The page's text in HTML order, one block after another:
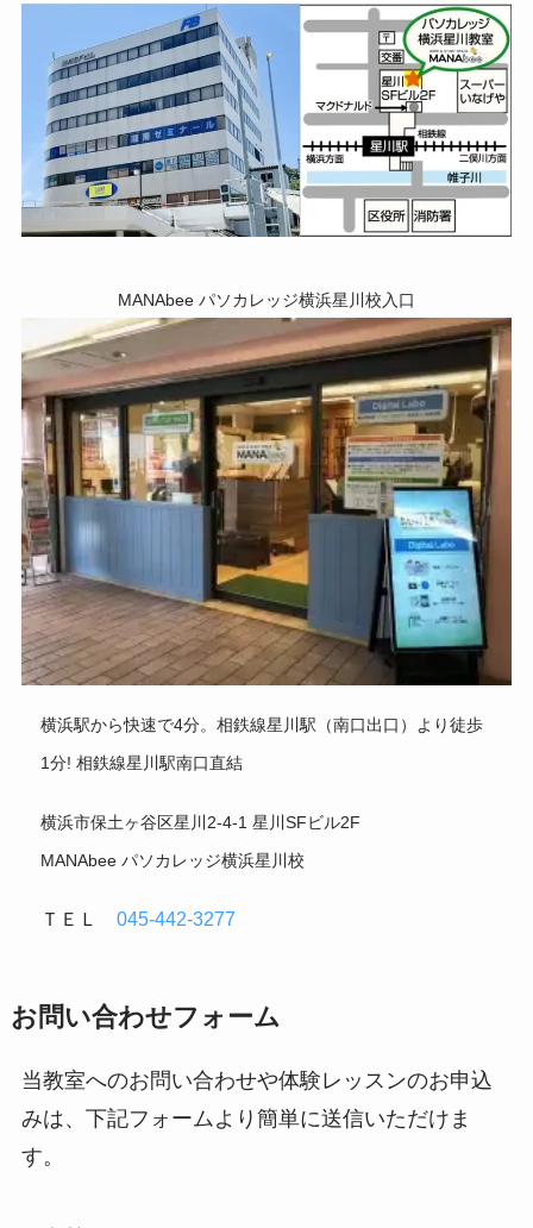
MANAbee パソカレッジ横浜星川校入口
横浜駅から快速で4分。相鉄線星川駅（南口出口）より徒歩
1分! 相鉄線星川駅南口直結
横浜市保土ヶ谷区星川2-4-1 星川SFビル2F
MANAbee パソカレッジ横浜星川校
ＴＥＬ045-442-3277
お問い合わせフォーム
当教室へのお問い合わせや体験レッスンのお申込
みは、下記フォームより簡単に送信いただけま
す。